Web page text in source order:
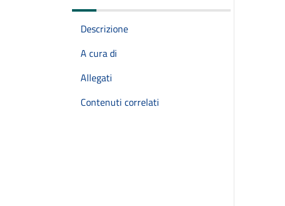
Descrizione
A cura di
Allegati
Contenuti correlati